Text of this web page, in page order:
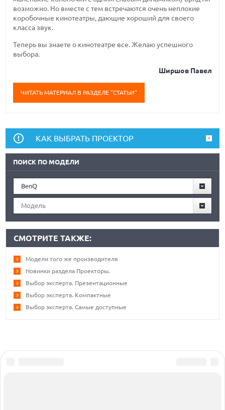
возможно. Но вместе с тем встречаются очень неплохие
коробочные кинотеатры, дающие хороший для своего
класса звук.
Теперь вы знаете о кинотеатре все. Желаю успешного
выбора.
Ширшов Павел
ЧИТАТЬ МАТЕРИАЛ В РАЗДЕЛЕ "СТАТЬИ"
КАК ВЫБРАТЬ ПРОЕКТОР
ПОИСК ПО МОДЕЛИ
BenQ
Модель
СМОТРИТЕ ТАКЖЕ:
Модели того же производителя
Новинки раздела Проекторы.
Выбор эксперта. Презентационные
Выбор эксперта. Компактные
Выбор эксперта. Самые доступные